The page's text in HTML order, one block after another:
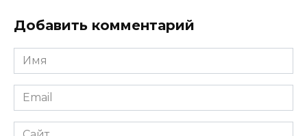
Добавить комментарий
Имя
*
Email
*
Сайт